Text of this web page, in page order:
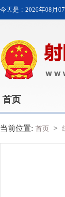
今天是： 2026年08月
首页
当前位置: 首页 >